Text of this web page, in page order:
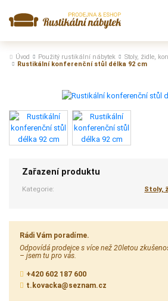
Úvod Použitý rustikální nábytek
Stoly, židle,
Rustikální konferenční stůl délka 92 cm
Zařazení produktu
Kategorie: Stoly,
Rádi Vám poradíme.
Odpovídá prodejce s více než 20letou
– jsem tu pro vás.
+420 602 187 600
t.kovacka@seznam.cz